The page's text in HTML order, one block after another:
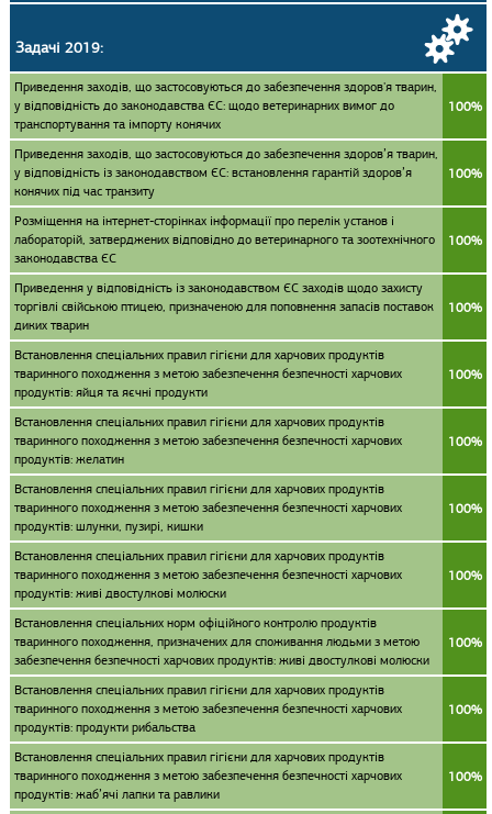
Задачі 2019:
Приведення заходів, що застосовуються до забезпечення здоров'я тварин,
у відповідність до законодавства ЄС: щодо ветеринарних вимог до
транспортування та імпорту конячих
100%
Приведення заходів, що застосовуються до забезпечення здоров’я тварин,
у відповідність із законодавством ЄС: встановлення гарантій здоров’я
конячих під час транзиту
100%
Розміщення на інтернет-сторінках інформації про перелік установ і
лабораторій, затверджених відповідно до ветеринарного та зоотехнічного
законодавства ЄС
100%
Приведення у відповідність із законодавством ЄС заходів щодо захисту
торгівлі свійською птицею, призначеною для поповнення запасів поставок
диких тварин
100%
Встановлення спеціальних правил гігієни для харчових продуктів
тваринного походження з метою забезпечення безпечності харчових
продуктів: яйця та яєчні продукти
100%
Встановлення спеціальних правил гігієни для харчових продуктів
тваринного походження з метою забезпечення безпечності харчових
продуктів: желатин
100%
Встановлення спеціальних правил гігієни для харчових продуктів
тваринного походження з метою забезпечення безпечності харчових
продуктів: шлунки, пузирі, кишки
100%
Встановлення спеціальних правил гігієни для харчових продуктів
тваринного походження з метою забезпечення безпечності харчових
продуктів: живі двостулкові молюски
100%
Встановлення спеціальних норм офіційного контролю продуктів
тваринного походження, призначених для споживання людьми з метою
забезпечення безпечності харчових продуктів: живі двостулкові молюски
100%
Встановлення спеціальних правил гігієни для харчових продуктів
тваринного походження з метою забезпечення безпечності харчових
продуктів: продукти рибальства
100%
Встановлення спеціальних правил гігієни для харчових продуктів
тваринного походження з метою забезпечення безпечності харчових
продуктів: жаб’ячі лапки та равлики
100%